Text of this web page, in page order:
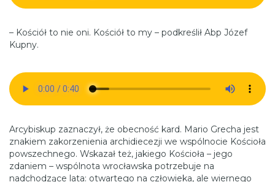
– Kościół to nie oni. Kościół to my – podkreślił Abp Józef
Kupny.
Arcybiskup zaznaczył, że obecność kard. Mario Grecha jest
znakiem zakorzenienia archidiecezji we wspólnocie Kościoła
powszechnego. Wskazał też, jakiego Kościoła – jego
zdaniem – wspólnota wrocławska potrzebuje na
nadchodzące lata: otwartego na człowieka, ale wiernego